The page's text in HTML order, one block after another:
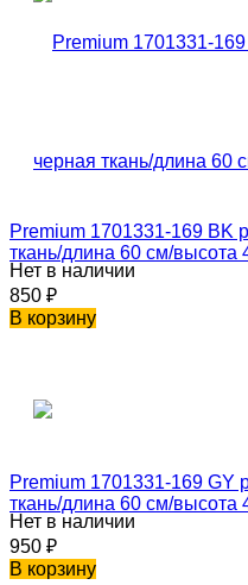
Premium 1701331-169 BK
ткань/длина 60 см/высота
Нет в наличии
850 ₽
В корзину
Premium 1701331-169 GY
ткань/длина 60 см/высота
Нет в наличии
950 ₽
В корзину